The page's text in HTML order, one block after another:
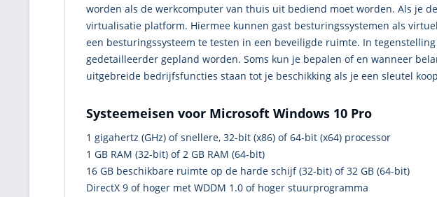
worden als de werkcomputer van thuis uit bediend moet worden. Als je
virtualisatie platform. Hiermee kunnen gast besturingssystemen als
een besturingssysteem te testen in een beveiligde ruimte. In
gedetailleerder gepland worden. Soms kun je bepalen of en wanneer
uitgebreide bedrijfsfuncties staan tot je beschikking als je een sleutel
Systeemeisen voor Microsoft Windows 10 Pro
1 gigahertz (GHz) of snellere, 32-bit (x86) of 64-bit (x64) processor
1 GB RAM (32-bit) of 2 GB RAM (64-bit)
16 GB beschikbare ruimte op de harde schijf (32-bit) of 32 GB (64-bit)
DirectX 9 of hoger met WDDM 1.0 of hoger stuurprogramma